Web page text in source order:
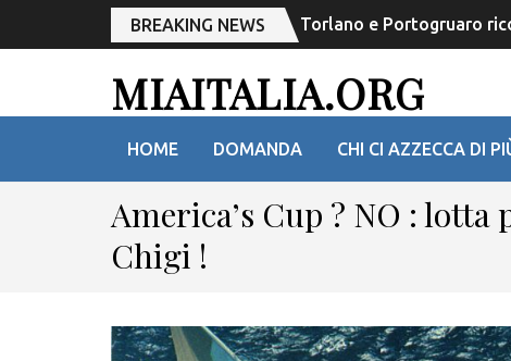
BREAKING NEWS Torlano e Portogruaro
MIAITALIA.ORG
HOME DOMANDA CHI CI AZZECCA DI
America’s Cup ? NO : lotta
Chigi !